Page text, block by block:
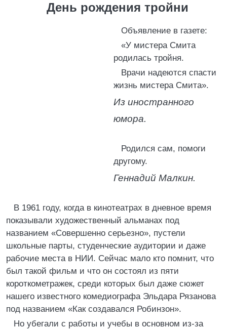
День рождения тройни
Объявление в газете:
«У мистера Смита
родилась тройня.
Врачи надеются спасти
жизнь мистера Смита».
Из иностранного
юмора.
Родился сам, помоги
другому.
Геннадий Малкин.
В 1961 году, когда в кинотеатрах в дневное время
показывали художественный альманах под
названием «Совершенно серьезно», пустели
школьные парты, студенческие аудитории и даже
рабочие места в НИИ. Сейчас мало кто помнит, что
был такой фильм и что он состоял из пяти
короткометражек, среди которых был даже сюжет
нашего известного комедиографа Эльдара Рязанова
под названием «Как создавался Робинзон».
Но убегали с работы и учебы в основном из-за